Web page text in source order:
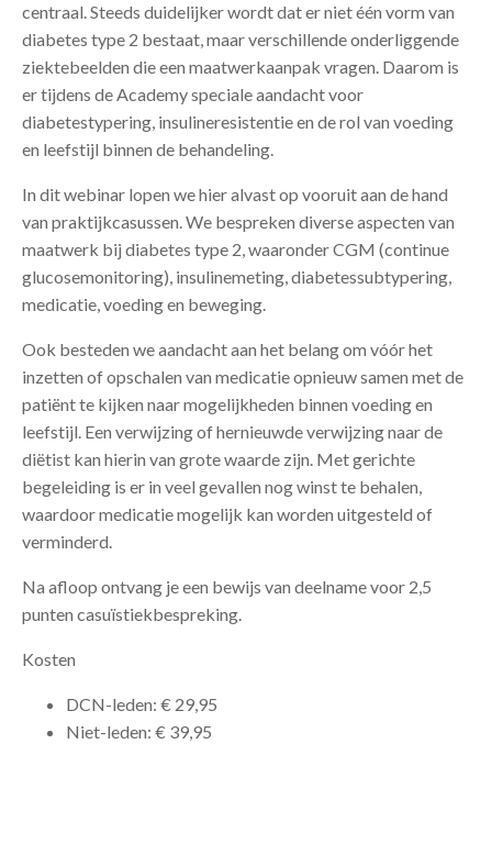
centraal. Steeds duidelijker wordt dat er niet één vorm van
diabetes type 2 bestaat, maar verschillende onderliggende
ziektebeelden die een maatwerkaanpak vragen. Daarom is
er tijdens de Academy speciale aandacht voor
diabetestypering, insulineresistentie en de rol van voeding
en leefstijl binnen de behandeling.
In dit webinar lopen we hier alvast op vooruit aan de hand
van praktijkcasussen. We bespreken diverse aspecten van
maatwerk bij diabetes type 2, waaronder CGM (continue
glucosemonitoring), insulinemeting, diabetessubtypering,
medicatie, voeding en beweging.
Ook besteden we aandacht aan het belang om vóór het
inzetten of opschalen van medicatie opnieuw samen met de
patiënt te kijken naar mogelijkheden binnen voeding en
leefstijl. Een verwijzing of hernieuwde verwijzing naar de
diëtist kan hierin van grote waarde zijn. Met gerichte
begeleiding is er in veel gevallen nog winst te behalen,
waardoor medicatie mogelijk kan worden uitgesteld of
verminderd.
Na afloop ontvang je een bewijs van deelname voor 2,5
punten casuïstiekbespreking.
Kosten
DCN-leden: € 29,95
Niet-leden: € 39,95